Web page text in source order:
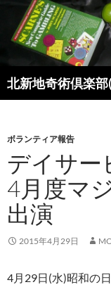
へ
ッ
プ
北新地奇術倶楽
検
索
ボランティア報告
デイサー
4月度マ
出演
2015年4月29日
4月29日(水)昭和の